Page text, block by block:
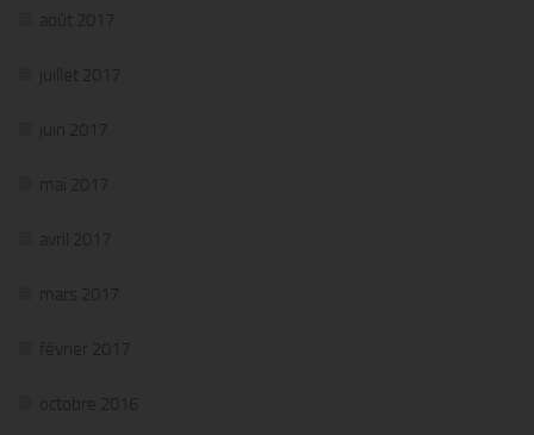
août 2017
juillet 2017
juin 2017
mai 2017
avril 2017
mars 2017
février 2017
octobre 2016